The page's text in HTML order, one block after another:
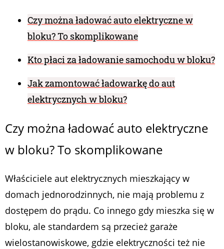
Czy można ładować auto elektryczne w
bloku? To skomplikowane
Kto płaci za ładowanie samochodu w bloku?
Jak zamontować ładowarkę do aut
elektrycznych w bloku?
Czy można ładować auto elektryczne
w bloku? To skomplikowane
Właściciele aut elektrycznych mieszkający w
domach jednorodzinnych, nie mają problemu z
dostępem do prądu. Co innego gdy mieszka się w
bloku, ale standardem są przecież garaże
wielostanowiskowe, gdzie elektryczności też nie